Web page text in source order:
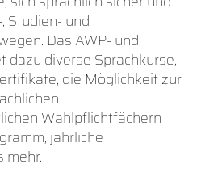
Studien- und
Das AWP- und
dazu diverse Sprachkurse,
die Möglichkeit zur
Wahlpflichtfächern
jährliche
mehr.